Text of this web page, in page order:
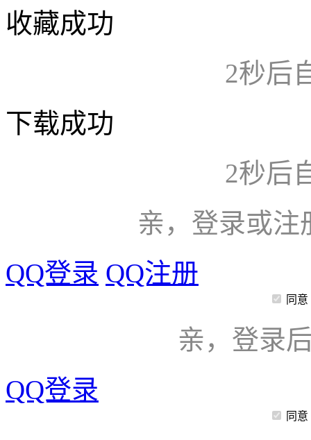
收藏成功
2秒后
下载成功
2秒后
亲，登录或注
QQ登录 QQ注册
同意
亲，登录
QQ登录
同意